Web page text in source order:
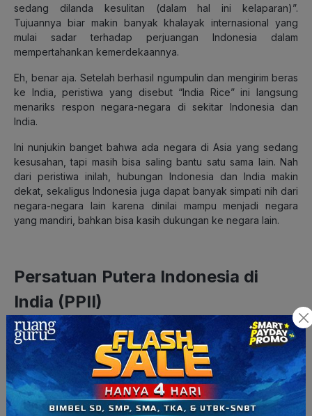
sedang dilanda kesulitan (dalam hal ini kelaparan)”.
Tujuannya biar makin banyak khalayak internasional yang
mulai sadar terhadap perjuangan Indonesia dalam
mempertahankan kemerdekaannya.
Eh, benar aja. Setelah berhasil ngumpulin dan mengirim beras
ke India, peristiwa yang disebut “India Rice” ini langsung
menariks respon negara-negara di sekitar Indonesia dan
India.
Ini nunjukin banget bahwa ada negara di Asia yang sedang
kesusahan, tapi masih bisa saling bantu satu sama lain. Nah
dari peristiwa inilah, hubungan Indonesia dan India makin
dekat, sekaligus Indonesia juga dapat banyak simpati nih dari
negara-negara lain karena dinilai mampu menjadi negara
yang mandiri, bahkan bisa kasih dukungan ke negara lain.
Persatuan Putera Indonesia di
India (PPII)
Nah, salah satu hasil dari hubungan yang baik antara
Indonesia dengan India adalah dengan dibentuknya
Persatuan Putera Indonesia di India atau PPII, yang
anggotanya merupakan Warga Negara Indonesia yang
sedang berada di India. Pada bulan Juni 1946, PPII mulai
melakukan tugasnya, yakni meyakinkan dan menyebarkan
informasi mengenai kondisi Indonesia kepada pimpinan-